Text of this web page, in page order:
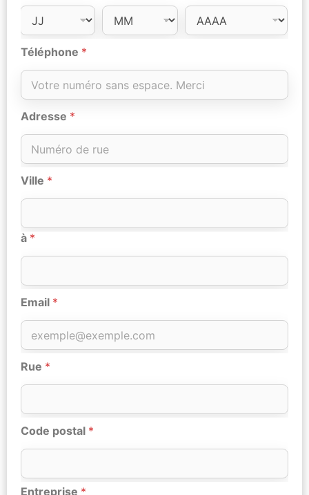
Téléphone *
Adresse *
Ville *
à *
Email *
Rue *
Code postal *
Entreprise *